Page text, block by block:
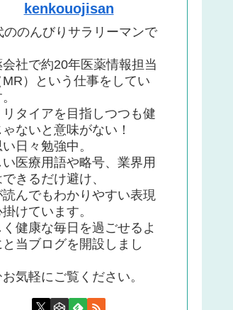
kenkouojisan
ののんびりサラリーマンで
会社で約20年医薬情報担当
）という仕事をしてい
リタイアを目指しつつも健
ゃないと意味がない！
い日々勉強中。
医療用語や略号、業界用
きるだけ避け、
読んでもわかりやすい表現
けています。
健康な毎日を過ごせるよ
と当ブログを開設しまし
気軽にご覧ください。